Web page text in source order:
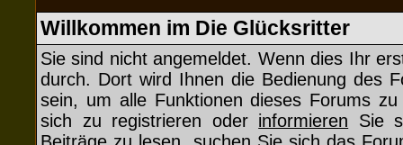
Willkommen im Die Glücksritter
Sie sind nicht angemeldet. Wenn dies Ihr
durch. Dort wird Ihnen die Bedienung des
sein, um alle Funktionen dieses Forums
sich zu registrieren oder informieren Sie